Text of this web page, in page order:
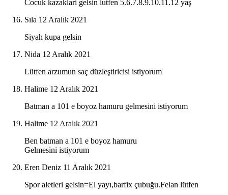
Cocuk kazaklari gelsin lutfen 5.6.7.8.9.10.11.12 yaş
Sıla 12 Aralık 2021
Siyah kupa gelsin
Nida 12 Aralık 2021
Lütfen arzumun saç düzleştiricisi istiyorum
Halime 12 Aralık 2021
Batman a 101 e boyoz hamuru gelmesini istiyorum
Halime 12 Aralık 2021
Ben batman a 101 e boyoz hamuru
Gelmesini istiyorum
Eren Deniz 11 Aralık 2021
Spor aletleri gelsin=El yayı,barfix çubuğu.Felan lütfen